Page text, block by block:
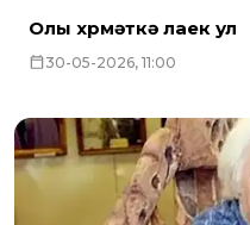
Олы хөрмәткә лаек ул
30-05-2026, 11:00